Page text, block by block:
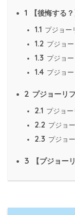
1 【後悔する
1.1 プジョー
1.2 プジョ
1.3 プジョ
1.4 プジョ
2 プジョーリ
2.1 プジョ
2.2 プジョ
2.3 プジョ
3 【プジョー